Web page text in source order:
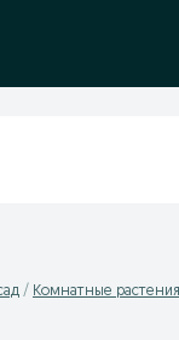
Комнатные растения